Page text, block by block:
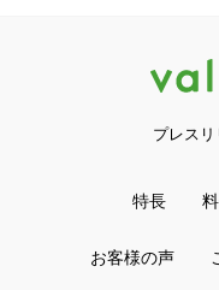
プレス
特長
お客様の声